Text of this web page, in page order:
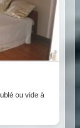
ou vide à